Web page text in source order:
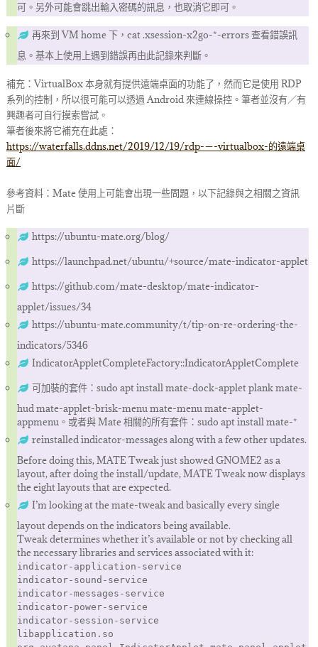
可。另外可能會跳出輸入密碼的訊息，也取消它即可。
再來到 VM home 下，cat .xsession-x2go-*-errors 查看錯誤訊
息。基本上使用上遇到錯誤再由此記錄來判斷。
補充：VirtualBox 本身就有提供遠端桌面的功能了，然而它是使用 RDP
系列的控制，所以很可能可以透過 Android 來連線操控。筆者並沒有／有
興趣者可自行摸索嘗試。
筆者後來將它補充在此處：
https://waterfalls.ddns.net/2019/12/19/rdp-－-virtualbox-的遠端桌
面/
參考資料：Mate 使用上可能會出現一些問題，以下記錄與之相關之資訊
片斷
https://ubuntu-mate.org/blog/
https://launchpad.net/ubuntu/+source/mate-indicator-applet
https://github.com/mate-desktop/mate-indicator-
applet/issues/34
https://ubuntu-mate.community/t/tip-on-re-ordering-the-
indicators/5346
IndicatorAppletCompleteFactory::IndicatorAppletComplete
可加裝的套件：sudo apt install mate-dock-applet plank mate-
hud mate-applet-brisk-menu mate-menu mate-applet-
appmenu。或者與 Mate 相關的所有套件：sudo apt install mate-*
reinstalled indicator-messages along with a few other updates.
Before doing this, MATE Tweak just showed GNOME2 as a
layout, after doing the install/update, MATE Tweak now displays
the eight layouts that are expected.
I’m looking at the mate-tweak and basically every single
layout depends on the indicators being available.
Tweak determines whether it’s available or not by checking all
the necessary libraries and services associated with it:
indicator-application-service
indicator-sound-service
indicator-messages-service
indicator-power-service
indicator-session-service
libapplication.so